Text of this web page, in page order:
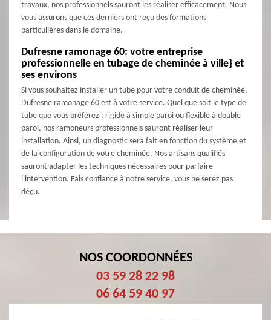
travaux, nos professionnels sauront les réaliser efficacement. Nous
vous assurons que ces derniers ont reçu des formations
particulières dans le domaine.
Dufresne ramonage 60: votre entreprise
professionnelle en tubage de cheminée à ville} et
ses environs
Si vous souhaitez installer un tube pour votre conduit de cheminée,
Dufresne ramonage 60 est à votre service. Quel que soit le type de
tube que vous préférez : rigide à simple paroi ou flexible à double
paroi, nos ramoneurs professionnels sauront réaliser leur
installation. Ainsi, un diagnostic sera fait en fonction du système et
de la configuration de votre cheminée. Nos artisans qualifiés
sauront adapter les techniques nécessaires pour parfaire
l'intervention. Fais confiance à notre service, vous ne serez pas
déçu.
NOS COORDONNÉES
03 59 28 22 98
06 64 59 40 97